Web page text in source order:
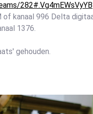
282#.Vg4mEWsVyYB
of kanaal 996 Delta
1376.
gehouden.